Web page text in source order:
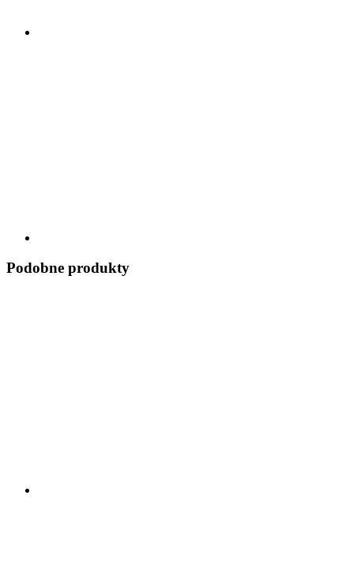
Podobne produkty